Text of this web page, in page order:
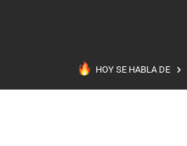
HOY SE HABLA DE